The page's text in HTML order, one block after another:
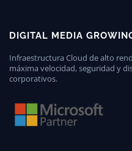
DIGITAL MEDIA
Infraestructura Cloud de alto
máxima velocidad, seguridad y
corporativos.